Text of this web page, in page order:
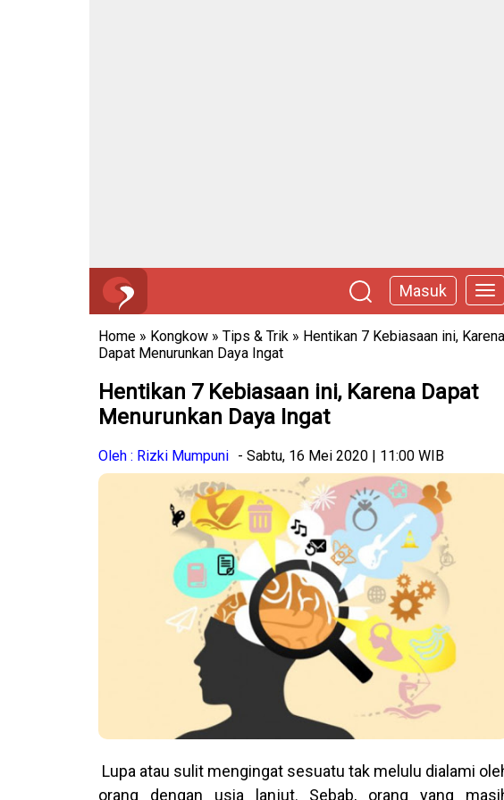
Masuk
Home » Kongkow » Tips & Trik » Hentikan 7 Kebiasaan ini, Karena
Dapat Menurunkan Daya Ingat
Hentikan 7 Kebiasaan ini, Karena Dapat
Menurunkan Daya Ingat
Oleh : Rizki Mumpuni - Sabtu, 16 Mei 2020 | 11:00 WIB
Lupa atau sulit mengingat sesuatu tak melulu dialami
orang dengan usia lanjut. Sebab, orang yang